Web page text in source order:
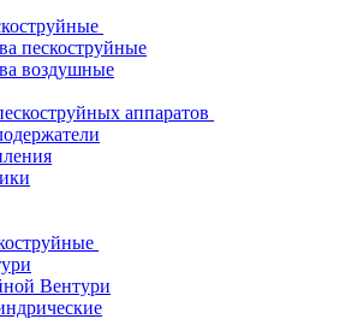
пескоструйные
воздушные
аппаратов
Вентури